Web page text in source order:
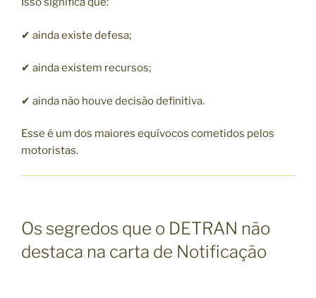
✔ ainda existe defesa;
✔ ainda existem recursos;
✔ ainda não houve decisão definitiva.
Esse é um dos maiores equívocos cometidos pelos
motoristas.
Os segredos que o DETRAN não
destaca na carta de Notificação